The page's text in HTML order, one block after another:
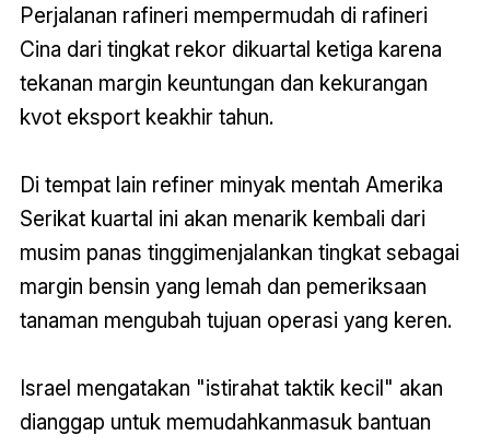
Perjalanan rafineri mempermudah di rafineri
Cina dari tingkat rekor dikuartal ketiga karena
tekanan margin keuntungan dan kekurangan
kvot eksport keakhir tahun.
Di tempat lain refiner minyak mentah Amerika
Serikat kuartal ini akan menarik kembali dari
musim panas tinggimenjalankan tingkat sebagai
margin bensin yang lemah dan pemeriksaan
tanaman mengubah tujuan operasi yang keren.
Israel mengatakan "istirahat taktik kecil" akan
dianggap untuk memudahkanmasuk bantuan